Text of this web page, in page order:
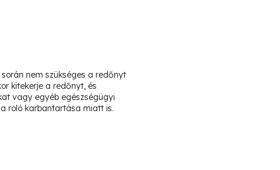
nem szükséges a redőnyt
kitekerje a redőnyt, és
vagy egyéb egészségügyi
roló karbantartása miatt is.